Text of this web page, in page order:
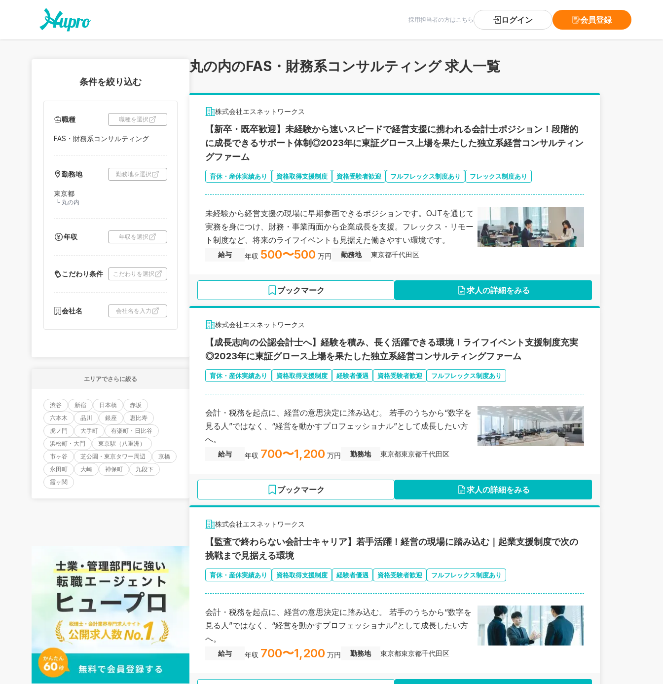
採用担当者の方はこちら ログイン 会員登録
条件を絞り込む
職種 職種を選択
FAS・財務系コンサルティング
勤務地 勤務地を選択
東京都
└ 丸の内
年収 年収を選択
こだわり条件 こだわりを選択
会社名 会社名を入力
エリアでさらに絞る
渋谷 新宿 日本橋
赤坂
六本木
品川 銀座
恵比寿
虎ノ門
大手町
有楽町・日比谷
浜松町・大門
東京駅（八重洲）
市ヶ谷
芝公園・東京タワー周辺
京橋
永田町
大崎 神保町
九段下
霞ヶ関
丸の内のFAS・財務系コンサルティング 求人一覧
株式会社エスネットワークス
【新卒・既卒歓迎】未経験から速いスピードで経営支援に携われる会計士ポジション！段階的
に成長できるサポート体制◎2023年に東証グロース上場を果たした独立系経営コンサルティン
グファーム
育休・産休実績あり 資格取得支援制度 資格受験者歓迎 フルフレックス制度あり フレックス制度あり
未経験から経営支援の現場に早期参画できるポジションです。OJTを通じて
実務を身につけ、財務・事業両面から企業成長を支援。フレックス・リモー
ト制度など、将来のライフイベントも見据えた働きやすい環境です。
給与 年収 500〜500 万円 勤務地 東京都千代田区
ブックマーク 求人の詳細をみる
株式会社エスネットワークス
【成長志向の公認会計士へ】経験を積み、長く活躍できる環境！ライフイベント支援制度充実
◎2023年に東証グロース上場を果たした独立系経営コンサルティングファーム
育休・産休実績あり 資格取得支援制度 経験者優遇 資格受験者歓迎 フルフレックス制度あり
会計・税務を起点に、経営の意思決定に踏み込む。 若手のうちから“数字を
見る人”ではなく、“経営を動かすプロフェッショナル”として成長したい方
へ。
給与 年収 700〜1,200 万円 勤務地 東京都東京都千代田区
ブックマーク 求人の詳細をみる
株式会社エスネットワークス
【監査で終わらない会計士キャリア】若手活躍！経営の現場に踏み込む｜起業支援制度で次の
挑戦まで見据える環境
育休・産休実績あり 資格取得支援制度 経験者優遇 資格受験者歓迎 フルフレックス制度あり
会計・税務を起点に、経営の意思決定に踏み込む。 若手のうちから“数字を
見る人”ではなく、“経営を動かすプロフェッショナル”として成長したい方
へ。
給与 年収 700〜1,200 万円 勤務地 東京都東京都千代田区